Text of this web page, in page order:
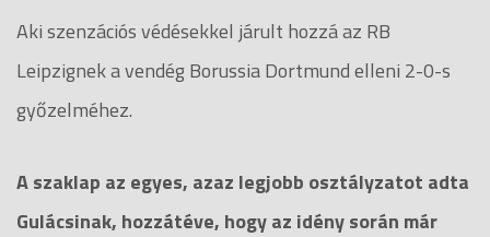
Aki szenzációs védésekkel járult hozzá az RB
Leipzignek a vendég Borussia Dortmund elleni 2-0-s
győzelméhez.
A szaklap az egyes, azaz legjobb osztályzatot adta
Gulácsinak, hozzátéve, hogy az idény során már